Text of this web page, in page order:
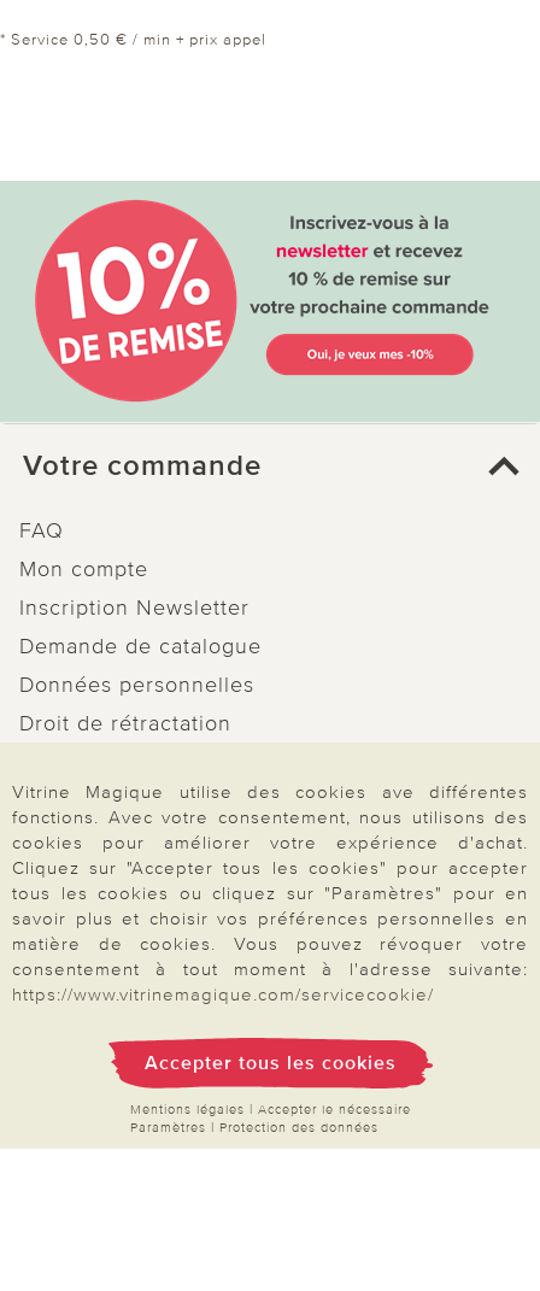
* Service 0,50 € / min + prix appel
Votre commande
FAQ
Mon compte
Inscription Newsletter
Demande de catalogue
Données personnelles
Droit de rétractation
Paiement & Livraison
À propos de nous
Besoin d'aide?
Vitrine Magique utilise des cookies ave différentes
fonctions. Avec votre consentement, nous utilisons des
cookies pour améliorer votre expérience d'achat.
Cliquez sur "Accepter tous les cookies" pour accepter
tous les cookies ou cliquez sur "Paramètres" pour en
savoir plus et choisir vos préférences personnelles en
matière de cookies. Vous pouvez révoquer votre
consentement à tout moment à l'adresse suivante:
https://www.vitrinemagique.com/servicecookie/
Accepter tous les cookies
Mentions légales | Accepter le nécessaire
Paramètres | Protection des données